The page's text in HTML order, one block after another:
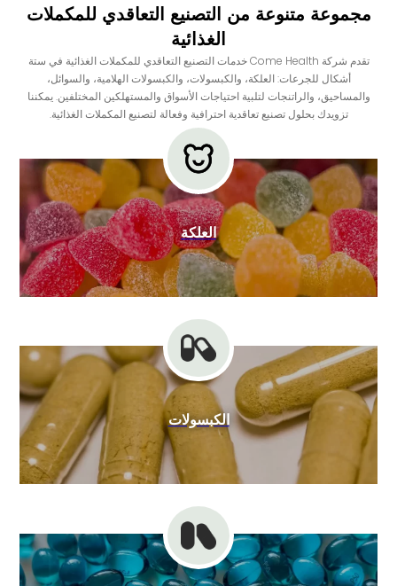
مجموعة متنوعة من التصنيع التعاقدي للمكملات
الغذائية
تقدم شركة Come Health خدمات التصنيع التعاقدي للمكملات الغذائية في ستة
أشكال للجرعات: العلكة، والكبسولات، والكبسولات الهلامية، والسوائل،
والمساحيق، والراتنجات لتلبية احتياجات الأسواق والمستهلكين المختلفين. يمكننا
تزويدك بحلول تصنيع تعاقدية احترافية وفعالة لتصنيع المكملات الغذائية.
العلكة
الكبسولات